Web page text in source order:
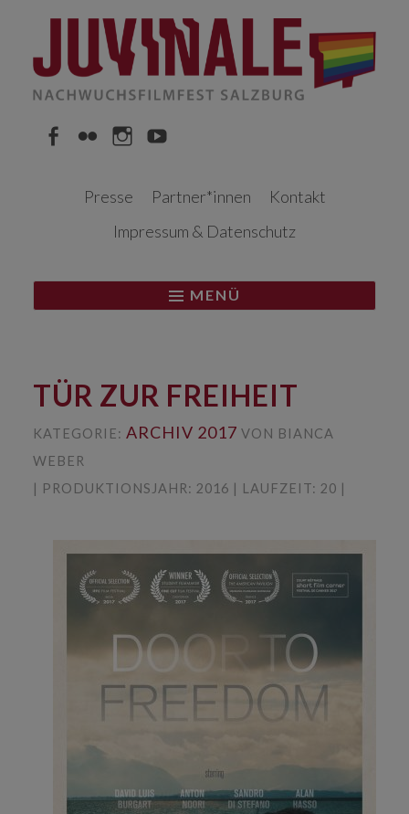
Inhalt
Presse
Partner*innen
Kontakt
Impressum & Datenschutz
MENÜ
TÜR ZUR FREIHEIT
KATEGORIE: ARCHIV 2017 VON BIANCA
WEBER
| PRODUKTIONSJAHR: 2016 | LAUFZEIT: 20 |